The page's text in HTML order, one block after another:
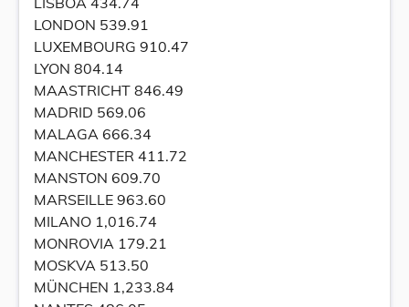
LONDON 539.91
LUXEMBOURG 910.47
LYON 804.14
MAASTRICHT 846.49
MADRID 569.06
MALAGA 666.34
MANCHESTER 411.72
MANSTON 609.70
MARSEILLE 963.60
MILANO 1,016.74
MONROVIA 179.21
MOSKVA 513.50
MÜNCHEN 1,233.84